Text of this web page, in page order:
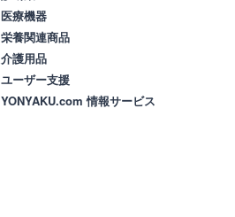
医療機器
栄養関連商品
介護用品
ユーザー支援
YONYAKU.com 情報サービス